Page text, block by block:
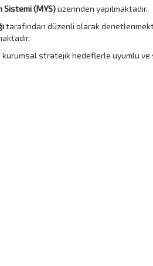
Sistemi (MYS)üzerinden yapılmaktadır.
tarafından düzenli olarak
kurumsal stratejik hedeflerle uyumlu